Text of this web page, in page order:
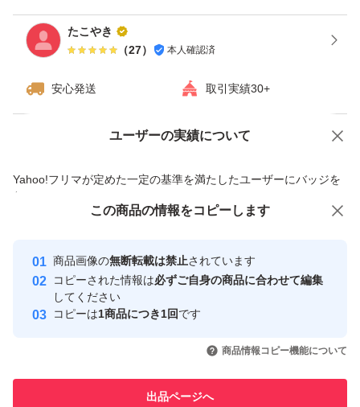
たこやき
（27） 本人確認済
安心発送 取引実績30+
ユーザーの実績について
Yahoo!フリマが定めた一定の基準を満たしたユーザーにバッジを
付与しています
安心取引出品者
心・安全なユーザーです
取引実績
引を完了させた実績があります
での取引実績があります
価格の相談 商品への質問
この商品の情報をコピーします
商品画像の無断転載は禁止されています
コピーされた情報は必ずご自身の商品に合わせて編集
してください
コピーは1商品につき1回です
商品情報コピー機能について
出品ページへ
この商品をみている人にオススメ